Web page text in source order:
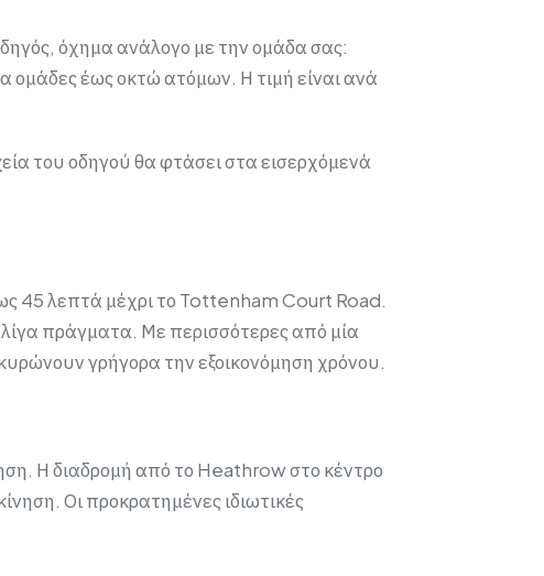
όχημα ανάλογο με την ομάδα σας:
ομάδες έως οκτώ ατόμων. Η τιμή είναι ανά
του οδηγού θα φτάσει στα εισερχόμενά
45 λεπτά μέχρι το Tottenham Court Road.
λίγα πράγματα. Με περισσότερες από μία
γρήγορα την εξοικονόμηση χρόνου.
Η διαδρομή από το Heathrow στο κέντρο
Οι προκρατημένες ιδιωτικές